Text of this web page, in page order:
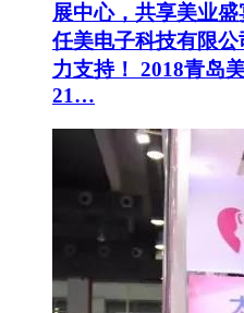
展中心，共享美业
任美电子科技有限
力支持！ 2018青岛
21…